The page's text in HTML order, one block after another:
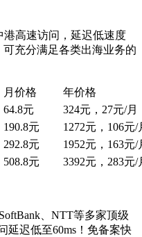
高速访问，延迟低速度
充分满足各类出海业务的
月价格
年价格
64.8元
324元，27元/月
190.8元
1272元，106元/
292.8元
1952元，163元/
508.8元 3392元，283元/
、NTT等多家顶级
延迟低至60ms！免备案快